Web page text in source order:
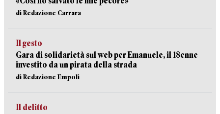
di Redazione Carrara
Il gesto
Gara di solidarietà sul web per Emanuele, il 18enne
investito da un pirata della strada
di Redazione Empoli
Il delitto